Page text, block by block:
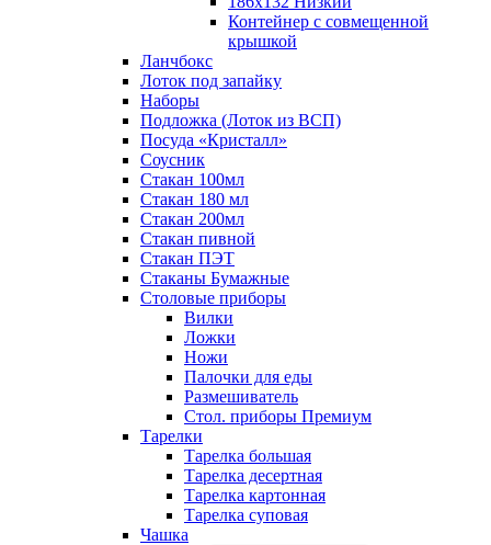
Контейнер с совмещенной
крышкой
Ланчбокс
Лоток под запайку
Наборы
Подложка (Лоток из ВСП)
Посуда «Кристалл»
Соусник
Стакан 100мл
Стакан 180 мл
Стакан 200мл
Стакан пивной
Стакан ПЭТ
Стаканы Бумажные
Столовые приборы
Вилки
Ложки
Ножи
Палочки для еды
Размешиватель
Стол. приборы Премиум
Тарелки
Тарелка большая
Тарелка десертная
Тарелка картонная
Тарелка суповая
Чашка